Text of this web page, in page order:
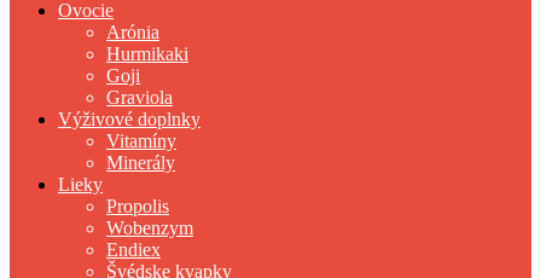
Ovocie
Arónia
Hurmikaki
Goji
Graviola
Výživové doplnky
Vitamíny
Minerály
Lieky
Propolis
Wobenzym
Endiex
Švédske kvapky